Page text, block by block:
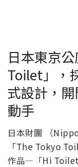
日本東京
Toilet」，
式設計，
動手
日本財團 （
「The Tokyo
作品—「Hi Toilet